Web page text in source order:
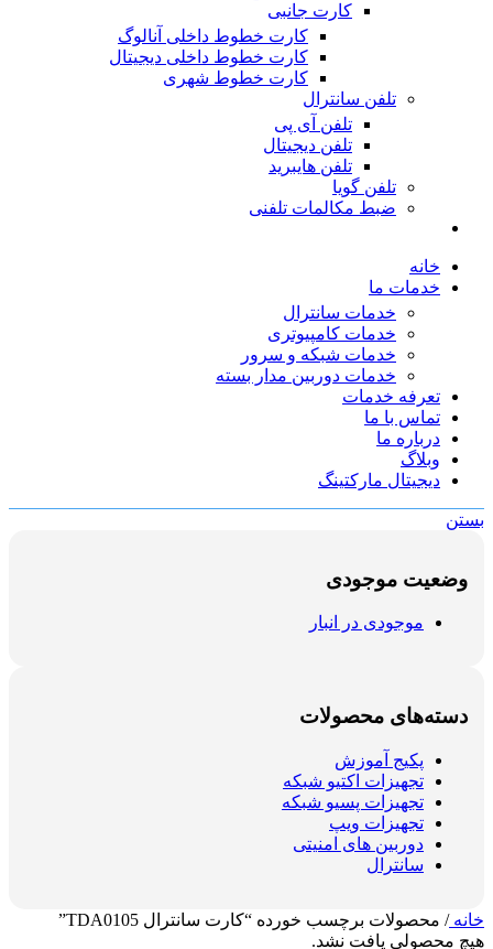
کارت جانبی
کارت خطوط داخلی آنالوگ
کارت خطوط داخلی دیجیتال
کارت خطوط شهری
تلفن سانترال
تلفن آی پی
تلفن دیجیتال
تلفن هایبرید
تلفن گویا
ضبط مکالمات تلفنی
خانه
خدمات ما
خدمات سانترال
خدمات کامپیوتری
خدمات شبکه و سرور
خدمات دوربین مدار بسته
تعرفه خدمات
تماس با ما
درباره ما
وبلاگ
دیجیتال مارکتینگ
بستن
وضعیت موجودی
موجودی در انبار
دسته‌های محصولات
پکیج آموزش
تجهیزات اکتیو شبکه
تجهیزات پسیو شبکه
تجهیزات ویپ
دوربین های امنیتی
سانترال
خانه/ محصولات برچسب خورده “کارت سانترال TDA0105”
هیچ محصولی یافت نشد.